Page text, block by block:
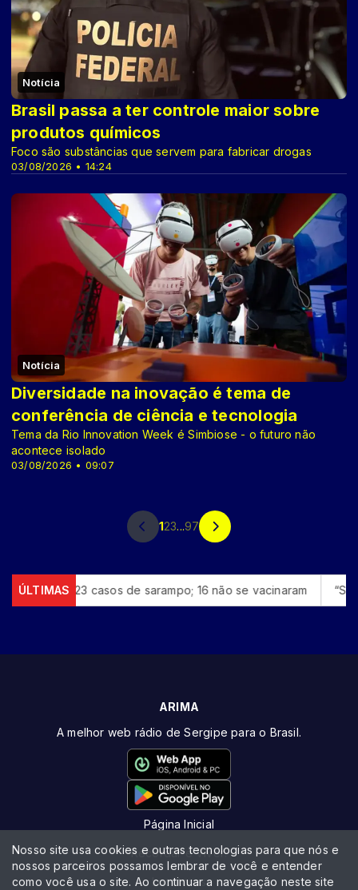
Notícia
03/08/2026 • 14:24
Brasil passa a ter controle maior sobre
produtos químicos
Foco são substâncias que servem para fabricar drogas
Notícia
03/08/2026 • 09:07
Diversidade na inovação é tema de
conferência de ciência e tecnologia
Tema da Rio Innovation Week é Simbiose - o futuro não
acontece isolado
123...97
ÚLTIMAS
casos de sarampo; 16 não se vacinaram “Super El Niño"
ARIMA
A melhor web rádio de Sergipe para o Brasil.
Página Inicial
Recordar é Viver!
Locutores
Nosso site usa cookies e outras tecnologias para que nós e
nossos parceiros possamos lembrar de você e entender
como você usa o site. Ao continuar a navegação neste site